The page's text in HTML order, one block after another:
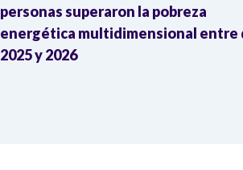
personas superaron la pobreza
energética multidimensional entre
2025 y 2026